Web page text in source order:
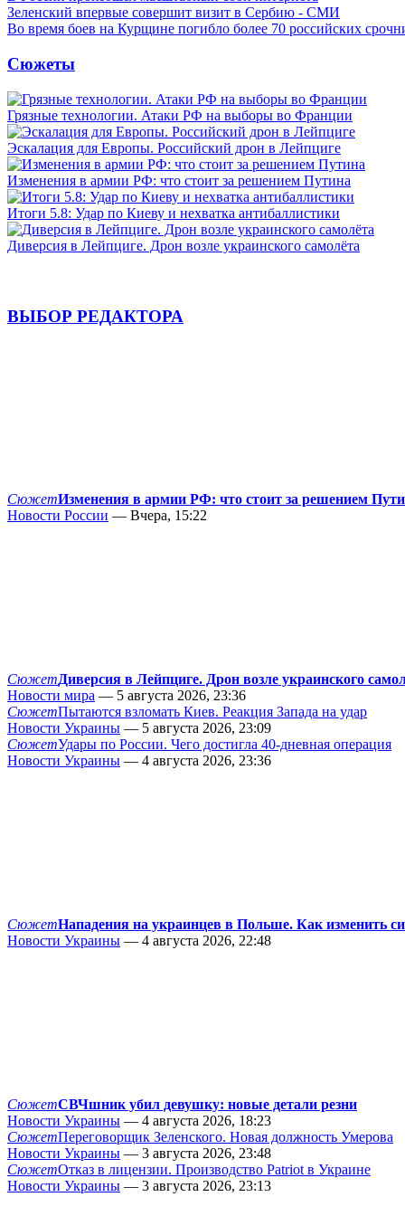
Зеленский впервые совершит визит в Сербию - СМИ
Во время боев на Курщине погибло более 70 российских
Сюжеты
Грязные технологии. Атаки РФ на выборы во Франции
Эскалация для Европы. Российский дрон в Лейпциге
Изменения в армии РФ: что стоит за решением Путина
Итоги 5.8: Удар по Киеву и нехватка антибаллистики
Диверсия в Лейпциге. Дрон возле украинского самолёта
ВЫБОР РЕДАКТОРА
СюжетИзменения в армии РФ: что стоит за решением
Новости России — Вчера, 15:22
СюжетДиверсия в Лейпциге. Дрон возле украинского
Новости мира — 5 августа 2026, 23:36
СюжетПытаются взломать Киев. Реакция Запада на удар
Новости Украины — 5 августа 2026, 23:09
СюжетУдары по России. Чего достигла 40-дневная операция
Новости Украины — 4 августа 2026, 23:36
СюжетНападения на украинцев в Польше. Как изменить
Новости Украины — 4 августа 2026, 22:48
СюжетСВЧшник убил девушку: новые детали резни
Новости Украины — 4 августа 2026, 18:23
СюжетПереговорщик Зеленского. Новая должность Умерова
Новости Украины — 3 августа 2026, 23:48
СюжетОтказ в лицензии. Производство Patriot в Украине
Новости Украины — 3 августа 2026, 23:13